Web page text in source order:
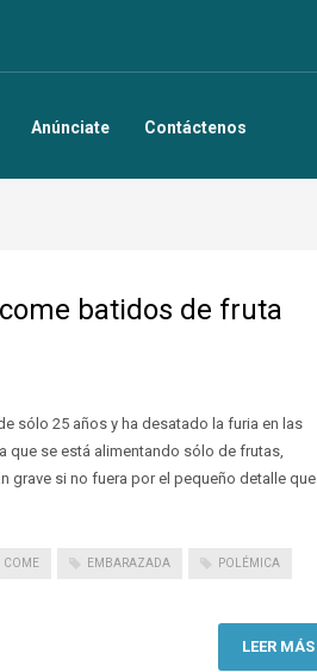
Anúnciate Contáctenos
batidos de fruta
sólo 25 años y ha desatado la furia en las
que se está alimentando sólo de frutas,
grave si no fuera por el pequeño detalle que
COME EMBARAZADA POLÉMICA
LEER MÁS